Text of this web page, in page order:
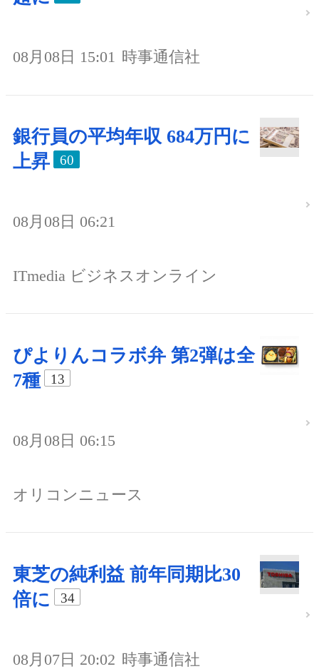
08月08日 15:01 時事通信社
銀行員の平均年収 684万円に
上昇
60
08月08日 06:21
ITmedia ビジネスオンライン
ぴよりんコラボ弁 第2弾は全
7種
13
08月08日 06:15
オリコンニュース
東芝の純利益 前年同期比30
倍に
34
08月07日 20:02 時事通信社